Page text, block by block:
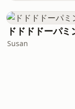
ドドドドーパミ
Susan